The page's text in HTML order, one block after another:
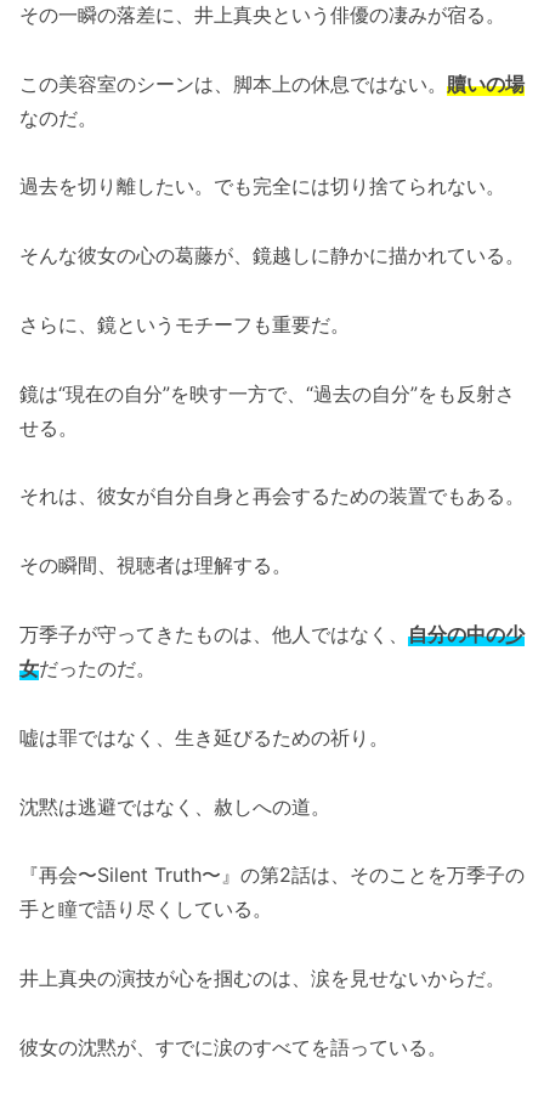
その一瞬の落差に、井上真央という俳優の凄みが宿る。
この美容室のシーンは、脚本上の休息ではない。 贖いの場
なのだ。
過去を切り離したい。でも完全には切り捨てられない。
そんな彼女の心の葛藤が、鏡越しに静かに描かれている。
さらに、鏡というモチーフも重要だ。
鏡は“現在の自分”を映す一方で、“過去の自分”をも反射さ
せる。
それは、彼女が自分自身と再会するための装置でもある。
その瞬間、視聴者は理解する。
万季子が守ってきたものは、他人ではなく、 自分の中の少
女だったのだ。
嘘は罪ではなく、生き延びるための祈り。
沈黙は逃避ではなく、赦しへの道。
『再会〜Silent Truth〜』の第2話は、そのことを万季子の
手と瞳で語り尽くしている。
井上真央の演技が心を掴むのは、涙を見せないからだ。
彼女の沈黙が、すでに涙のすべてを語っている。